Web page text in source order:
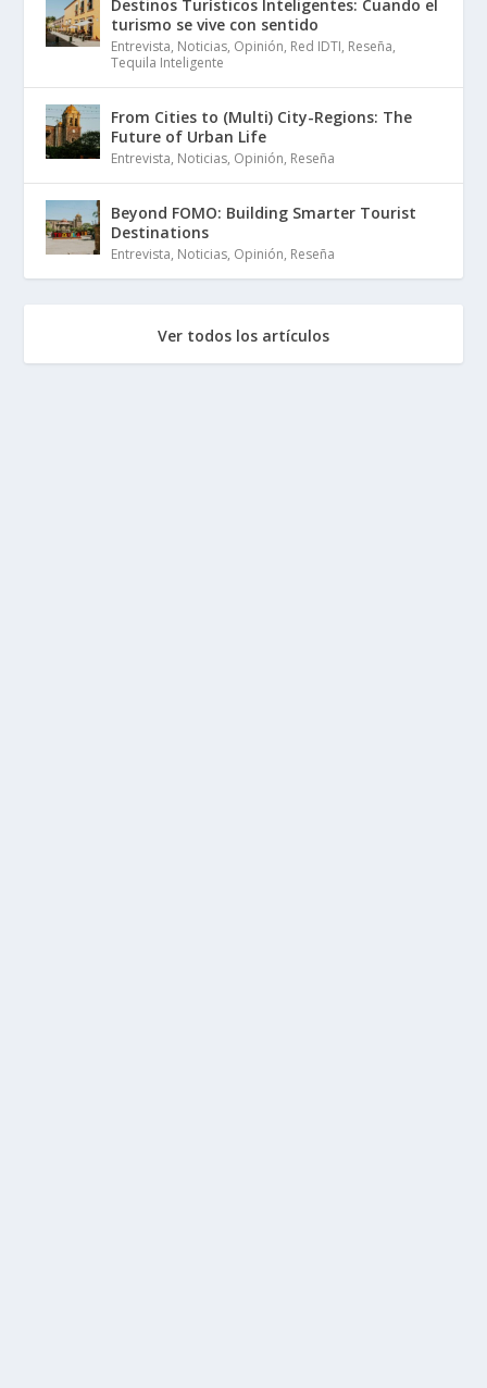
Destinos Turísticos Inteligentes: Cuando el
turismo se vive con sentido
Entrevista, Noticias, Opinión, Red IDTI, Reseña,
Tequila Inteligente
From Cities to (Multi) City-Regions: The
Future of Urban Life
Entrevista, Noticias, Opinión, Reseña
Beyond FOMO: Building Smarter Tourist
Destinations
Entrevista, Noticias, Opinión, Reseña
Ver todos los artículos